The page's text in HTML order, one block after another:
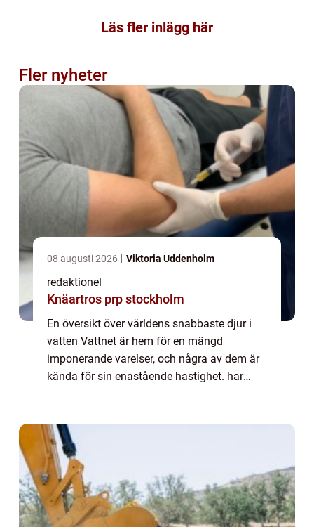
Läs fler inlägg här
Fler nyheter
08 augusti 2026 Viktoria Uddenholm
redaktionel
Knäartros prp stockholm
En översikt över världens snabbaste djur i
vatten Vattnet är hem för en mängd
imponerande varelser, och några av dem är
kända för sin enastående hastighet. har
här ...